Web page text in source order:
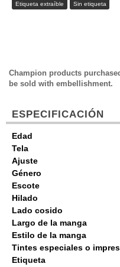
Etiqueta extraíble Sin etiqueta
Champion products
be sold with embellishment.
ESPECIFICACIÓN
Edad
Tela
Ajuste
Género
Escote
Hilado
Lado cosido
Largo de la manga
Estilo de la manga
Tintes especiales o
Etiqueta